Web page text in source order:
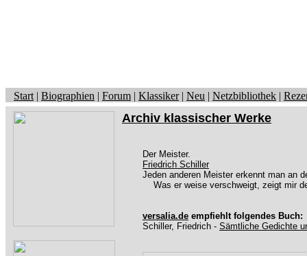
Start | Biographien | Forum | Klassiker| Neu | Netzbibliothek |
Archiv klassischer Werke
Der Meister.
Friedrich Schiller
Jeden anderen Meister erkennt man an
Was er weise verschweigt, zeigt mir
versalia.de empfiehlt folgendes Buch:
Schiller, Friedrich - Sämtliche Gedichte